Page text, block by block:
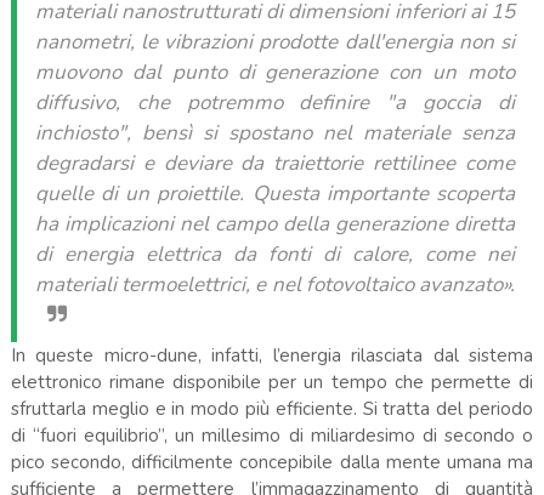
materiali nanostrutturati di dimensioni inferiori ai 15
nanometri, le vibrazioni prodotte dall'energia non si
muovono dal punto di generazione con un moto
diffusivo, che potremmo definire "a goccia di
inchiosto", bensì si spostano nel materiale senza
degradarsi e deviare da traiettorie rettilinee come
quelle di un proiettile. Questa importante scoperta
ha implicazioni nel campo della generazione diretta
di energia elettrica da fonti di calore, come nei
materiali termoelettrici, e nel fotovoltaico avanzato».
In queste micro-dune, infatti, l’energia rilasciata dal sistema
elettronico rimane disponibile per un tempo che permette di
sfruttarla meglio e in modo più efficiente. Si tratta del periodo
di “fuori equilibrio”, un millesimo di miliardesimo di secondo o
pico secondo, difficilmente concepibile dalla mente umana ma
sufficiente a permettere l’immagazzinamento di quantità